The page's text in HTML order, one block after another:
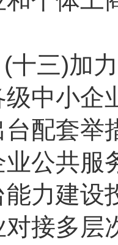
)加力
级中小企
台配套举
业公共服
能力建设
对接多层